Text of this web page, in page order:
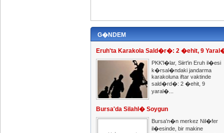
G�NDEM
Eruh'ta Karakola Sald�r�: 2 �ehit, 9
PKK'l�lar, Siirt'in Eruh il�esi
k�rsal�ndaki jandarma
karakoluna iftar vaktinde
sald�rd�: 2 �ehit, 9
yaral�...
Bursa'da Silahl� Soygun
Bursa'n�n merkez Nil�fer
il�esinde, bir makine